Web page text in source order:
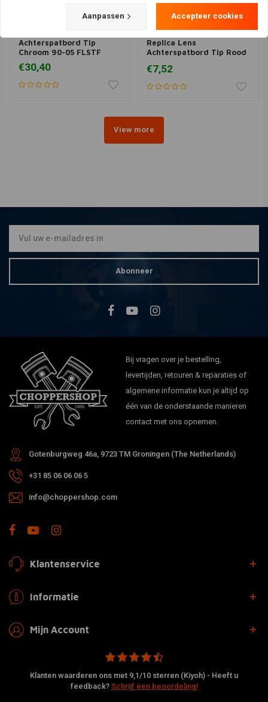
Achterspatbord Tip
Chroom 90-05 FLSTF
€30,40
Replica Lens
Achterspatbord Tip Rood
FLST
€7,52
View more
Abonneer
Bij vragen over je bestelling,
levertijden, retouren & reparaties of
algemene informatie kun je altijd op
één van de onderstaande manieren
contact met ons opnemen.
Gotenburgweg 46a, 9723 TM Groningen (The Netherlands)
+31 85 06 06 06 5
info@choppershop.com
Klantenservice
Informatie
Mijn Account
Klanten waarderen ons met 9,1/10 sterren (Kiyoh) - Heeft u
feedback? Schrijf een beoordeling!
Aanpassen Accepteer cookies